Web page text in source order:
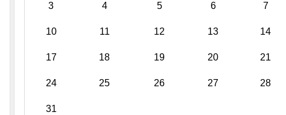
3 4 5 6 7
10 11 12 13 14
17 18 19 20 21
24 25 26 27 28
31